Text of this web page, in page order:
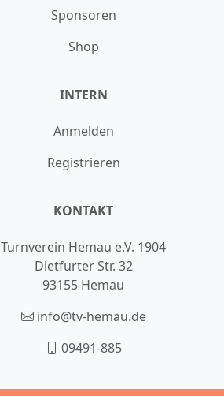
Sponsoren
Shop
INTERN
Anmelden
Registrieren
KONTAKT
Turnverein Hemau e.V. 1904
Dietfurter Str. 32
93155 Hemau
info@tv-hemau.de
09491-885